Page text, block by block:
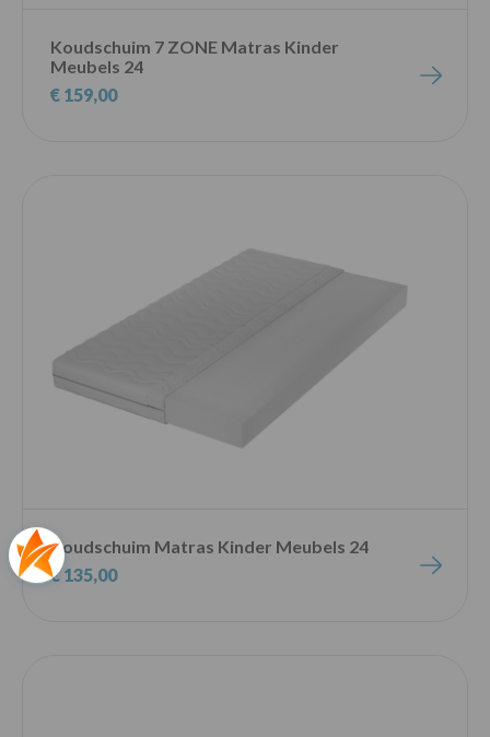
Koudschuim 7 ZONE Matras Kinder
Meubels 24
€ 159,00
Koudschuim Matras Kinder Meubels 24
€ 135,00